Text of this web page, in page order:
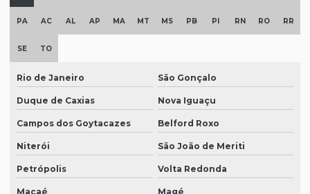
PA AC AL AP MA MT MS PB PI RN RO RR
SE TO
Rio de Janeiro São Gonçalo
Duque de Caxias Nova Iguaçu
Campos dos Goytacazes Belford Roxo
Niterói São João de Meriti
Petrópolis Volta Redonda
Macaé Magé